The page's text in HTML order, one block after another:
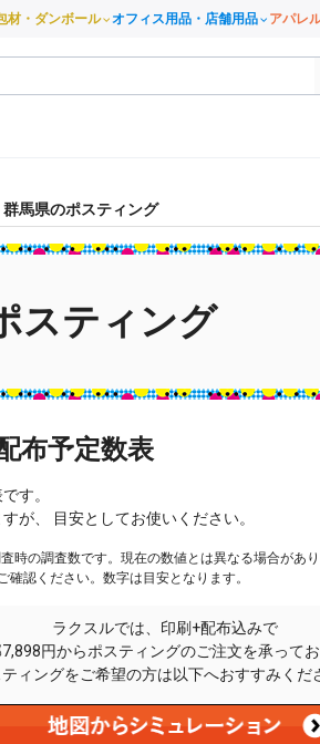
材・ダンボール オフィス用品・店舗用品 アパレ
群馬県のポスティング
スティング
布予定数表
す。
が、 目安としてお使いください。
の調査数です。現在の数値とは異なる場合があり
確認ください。数字は目安となります。
ラクスルでは、印刷+配布込みで
円からポスティングのご注文を承ってお
ィングをご希望の方は以下へおすすみくだ